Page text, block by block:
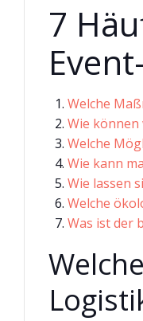
7
Welche
Wie können
Welche
Wie kann
Wie lassen
Welche
Was ist der